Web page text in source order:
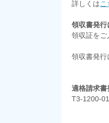
詳しくはこ
領収書発行
領収証をご
領収書発行
適格請求書
T3-1200-